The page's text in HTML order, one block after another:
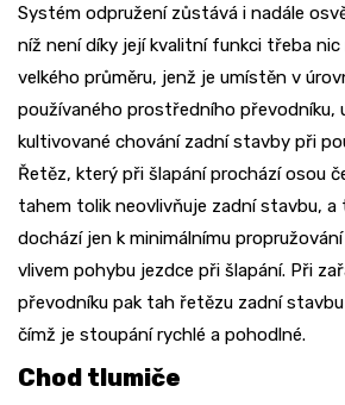
Systém odpružení zůstává i nadále
níž není díky její kvalitní funkci třeba
velkého průměru, jenž je umístěn v
používaného prostředního převodníku,
kultivované chování zadní stavby při
Řetěz, který při šlapání prochází osou
tahem tolik neovlivňuje zadní stavbu, a
dochází jen k minimálnímu
vlivem pohybu jezdce při šlapání. Při
převodníku pak tah řetězu zadní
čímž je stoupání rychlé a pohodlné.
Chod tlumiče